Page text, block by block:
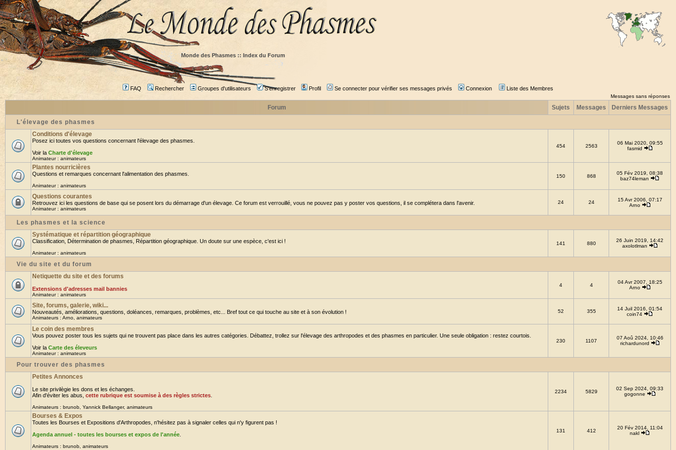
Monde des Phasmes :: Index du Forum
FAQ Rechercher Groupes d'utilisateurs S'enregistrer Profil Se connecter pour vérifier ses messages privés Connexion Liste des Membres
Messages sans réponses
Forum Sujets Messages Derniers Messages
L'élevage des phasmes
Conditions d'élevage
Posez ici toutes vos questions concernant l'élevage des phasmes.
Voir la Charte d'élevage
Animateur : animateurs
454 2563
06 Mai 2020, 09:55
fasmid
Plantes nourricières
Questions et remarques concernant l'alimentation des phasmes.
Animateur : animateurs
150 868
05 Fév 2019, 08:38
baz74leman
Questions courantes
Retrouvez ici les questions de base qui se posent lors du démarrage d'un élevage. Ce forum est verrouillé, vous ne pouvez pas y poster vos questions, il se complétera dans l'avenir.
Animateur : animateurs
24 24
15 Avr 2006, 07:17
Arno
Les phasmes et la science
Systématique et répartition géographique
Classification, Détermination de phasmes, Répartition géographique. Un doute sur une espèce, c'est ici !
Animateur : animateurs
141 880
26 Juin 2019, 14:42
axolotlman
Vie du site et du forum
Netiquette du site et des forums
Extensions d'adresses mail bannies
Animateur : animateurs
4 4
04 Avr 2007, 18:25
Arno
Site, forums, galerie, wiki...
Nouveautés, améliorations, questions, doléances, remarques, problèmes, etc... Bref tout ce qui touche au site et à son évolution !
Animateurs : Arno animateurs
52 355
14 Juil 2016, 01:54
coin74
Le coin des membres
Vous pouvez poster tous les sujets qui ne trouvent pas place dans les autres catégories. Débattez, trollez sur l'élevage des arthropodes et des phasmes en particulier. Une seule obligation : restez courtois.
Voir la Carte des éleveurs
Animateur : animateurs
230 1107
07 Aoû 2024, 10:46
richardunord
Pour trouver des phasmes
Petites Annonces
Le site privilègie les dons et les échanges.
Afin d'éviter les abus, cette rubrique est soumise à des règles strictes
Animateurs : brunob Yannick Bellanger, animateurs
2234 5829
02 Sep 2024, 09:33
gogonne
Bourses & Expos
Toutes les Bourses et Expositions d'Arthropodes, n'hésitez pas à signaler celles qui n'y figurent pas !
Agenda annuel - toutes les bourses et expos de l'année
Animateurs : brunob animateurs
131 412
20 Fév 2014, 11:04
nakl